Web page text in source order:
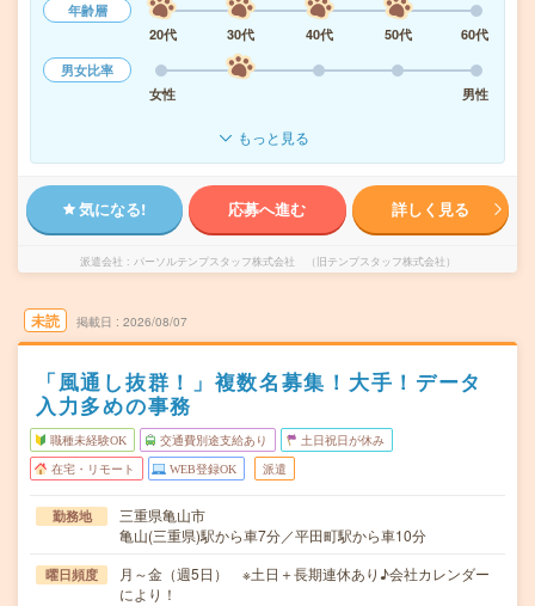
年齢層
20代
30代 40代 50代
60代
男女比率
女性
男性
もっと見る
気になる! 応募へ進む 詳しく見る
派遣会社 パーソルテンプスタッフ株式会社 （旧テンプスタッフ株式会社）
未読 掲載日 2026/08/07
「風通し抜群！」複数名募集！大手！データ
入力多めの事務
職種未経験OK 交通費別途支給あり 土日祝日が休み
在宅・リモート WEB登録OK 派遣
勤務地
三重県亀山市
亀山(三重県)駅から車7分／平田町駅から車10分
曜日頻度
月～金（週5日） ※土日＋長期連休あり♪会社カレンダー
により！